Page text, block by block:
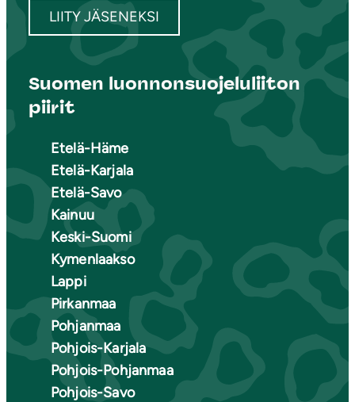
LIITY JÄSENEKSI
Suomen luonnonsuojeluliiton
piirit
Etelä-Häme
Etelä-Karjala
Etelä-Savo
Kainuu
Keski-Suomi
Kymenlaakso
Lappi
Pirkanmaa
Pohjanmaa
Pohjois-Karjala
Pohjois-Pohjanmaa
Pohjois-Savo